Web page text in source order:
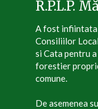
R.P.L.P.
A fost infiintata
Consiliilor
si Cata pentru
forestier
comune.
De asemenea